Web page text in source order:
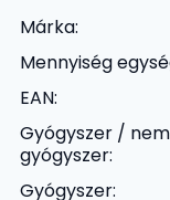
Márka:
Mennyiség
EAN:
Gyógyszer / nem
gyógyszer:
Gyógyszer: